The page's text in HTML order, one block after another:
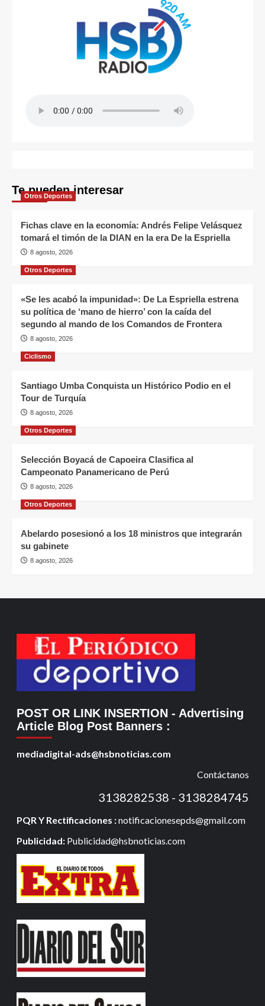
Te pueden interesar
Otros Deportes
Fichas clave en la economía: Andrés Felipe Velásquez
tomará el timón de la DIAN en la era De la Espriella
8 agosto, 2026
Otros Deportes
«Se les acabó la impunidad»: De La Espriella estrena
su política de ‘mano de hierro’ con la caída del
segundo al mando de los Comandos de Frontera
8 agosto, 2026
Ciclismo
Santiago Umba Conquista un Histórico Podio en el
Tour de Turquía
8 agosto, 2026
Otros Deportes
Selección Boyacá de Capoeira Clasifica al
Campeonato Panamericano de Perú
8 agosto, 2026
Otros Deportes
Abelardo posesionó a los 18 ministros que integrarán
su gabinete
8 agosto, 2026
POST OR LINK INSERTION - Advertising
Article Blog Post Banners :
mediadigital-ads@hsbnoticias.com
Contáctanos
3138282538 - 3138284745
PQR Y Rectificaciones :notificacionesepds@gmail.com
Publicidad: Publicidad@hsbnoticias.com